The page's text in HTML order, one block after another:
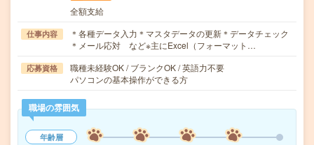
全額支給
仕事内容
＊各種データ入力＊マスタデータの更新＊データチェック
＊メール応対 など※主にExcel（フォーマット…
応募資格
職種未経験OK / ブランクOK / 英語力不要
パソコンの基本操作ができる方
職場の雰囲気
年齢層